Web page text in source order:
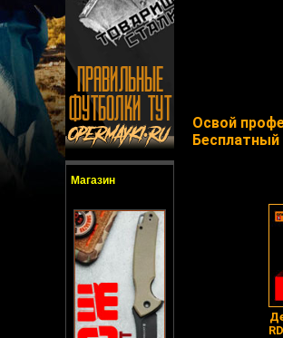
Магазин
Освой
Бесплатный